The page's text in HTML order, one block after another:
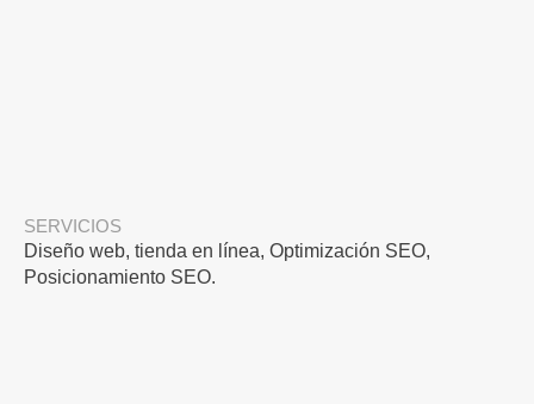
SERVICIOS
Diseño web, tienda en línea, Optimización SEO,
Posicionamiento SEO.